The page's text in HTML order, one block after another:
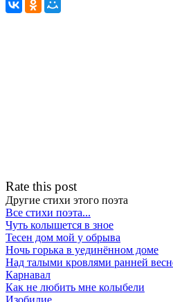
Rate this post
Другие стихи этого поэта
Все стихи поэта...
Чуть колышется в зное
Тесен дом мой у обрыва
Ночь горька в уединённом доме
Над талыми кровлями ранней
Карнавал
Как не любить мне колыбели